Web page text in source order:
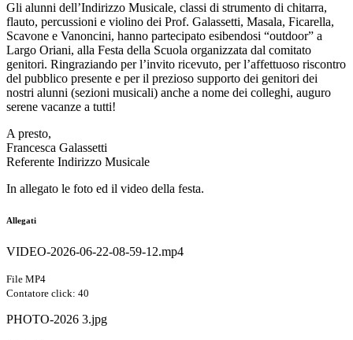
Gli alunni dell’Indirizzo Musicale, classi di strumento di chitarra,
flauto, percussioni e violino dei Prof. Galassetti, Masala, Ficarella,
Scavone e Vanoncini, hanno partecipato esibendosi “outdoor” a
Largo Oriani, alla Festa della Scuola organizzata dal comitato
genitori. Ringraziando per l’invito ricevuto, per l’affettuoso riscontro
del pubblico presente e per il prezioso supporto dei genitori dei
nostri alunni (sezioni musicali) anche a nome dei colleghi, auguro
serene vacanze a tutti!
A presto,
Francesca Galassetti
Referente Indirizzo Musicale
In allegato le foto ed il video della festa.
Allegati
VIDEO-2026-06-22-08-59-12.mp4
File MP4
Contatore click: 40
PHOTO-2026 3.jpg